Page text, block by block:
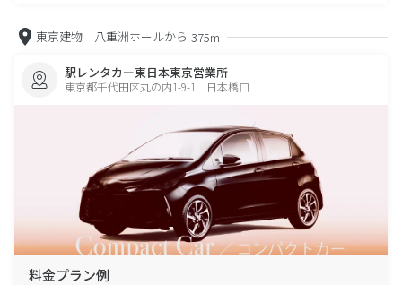
東京建物 八重洲ホールから 375m
駅レンタカー東日本東京営業所
東京都千代田区丸の内1-9-1 日本橋口
料金プラン例